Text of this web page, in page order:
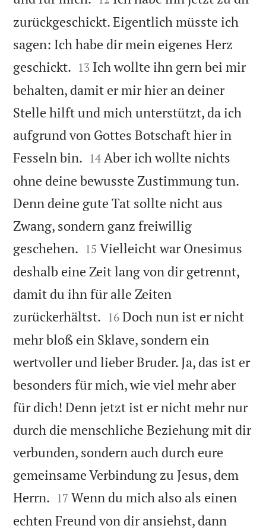
zurückgeschickt. Eigentlich müsste ich
sagen: Ich habe dir mein eigenes Herz
geschickt. 

13 Ich wollte ihn gern bei mir
behalten, damit er mir hier an deiner
Stelle hilft und mich unterstützt, da ich
aufgrund von Gottes Botschaft hier in
Fesseln bin. 

14 Aber ich wollte nichts
ohne deine bewusste Zustimmung tun.
Denn deine gute Tat sollte nicht aus
Zwang, sondern ganz freiwillig
geschehen. 

15 Vielleicht war Onesimus
deshalb eine Zeit lang von dir getrennt,
damit du ihn für alle Zeiten
zurückerhältst. 

16 Doch nun ist er nicht
mehr bloß ein Sklave, sondern ein
wertvoller und lieber Bruder. Ja, das ist er
besonders für mich, wie viel mehr aber
für dich! Denn jetzt ist er nicht mehr nur
durch die menschliche Beziehung mit dir
verbunden, sondern auch durch eure
gemeinsame Verbindung zu Jesus, dem
Herrn. 

17 Wenn du mich also als einen
echten Freund von dir ansiehst, dann